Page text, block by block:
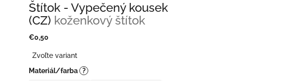
Štítok - Vypečený kousek
(CZ) koženkový štítok
€0,50
cena:
Zvoľte variant
Materiál/farba ?